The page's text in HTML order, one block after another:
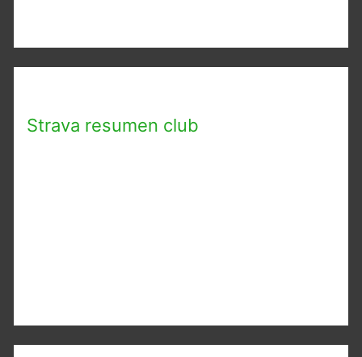
Strava resumen club